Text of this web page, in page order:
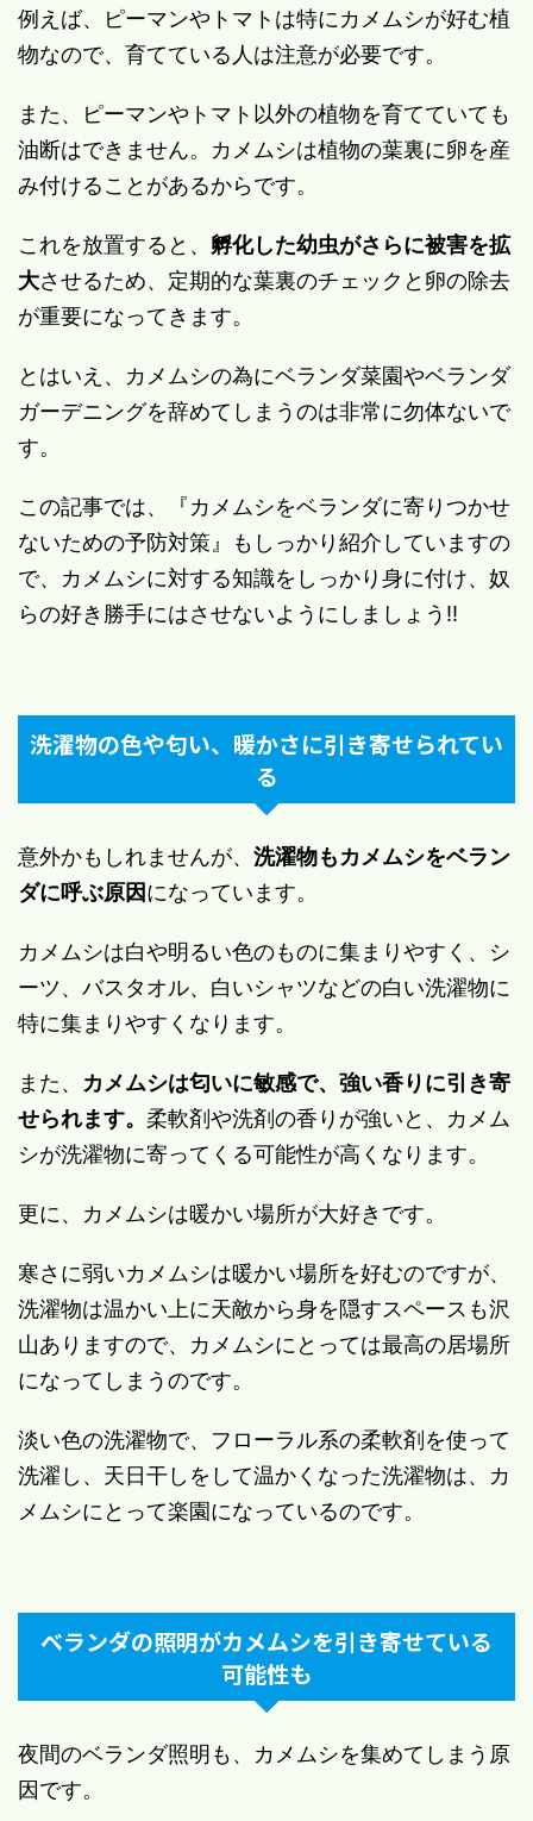
例えば、ピーマンやトマトは特にカメムシが好む植
物なので、育てている人は注意が必要です。
また、ピーマンやトマト以外の植物を育てていても
油断はできません。カメムシは植物の葉裏に卵を産
み付けることがあるからです。
これを放置すると、 孵化した幼虫がさらに被害を拡
大させるため、定期的な葉裏のチェックと卵の除去
が重要になってきます。
とはいえ、カメムシの為にベランダ菜園やベランダ
ガーデニングを辞めてしまうのは非常に勿体ないで
す。
この記事では、『カメムシをベランダに寄りつかせ
ないための予防対策』もしっかり紹介していますの
で、カメムシに対する知識をしっかり身に付け、奴
らの好き勝手にはさせないようにしましょう!!
洗濯物の色や匂い、暖かさに引き寄せられてい
る
意外かもしれませんが、 洗濯物もカメムシをベラン
ダに呼ぶ原因になっています。
カメムシは白や明るい色のものに集まりやすく、シ
ーツ、バスタオル、白いシャツなどの白い洗濯物に
特に集まりやすくなります。
また、 カメムシは匂いに敏感で、強い香りに引き寄
せられます。 柔軟剤や洗剤の香りが強いと、カメム
シが洗濯物に寄ってくる可能性が高くなります。
更に、カメムシは暖かい場所が大好きです。
寒さに弱いカメムシは暖かい場所を好むのですが、
洗濯物は温かい上に天敵から身を隠すスペースも沢
山ありますので、カメムシにとっては最高の居場所
になってしまうのです。
淡い色の洗濯物で、フローラル系の柔軟剤を使って
洗濯し、天日干しをして温かくなった洗濯物は、カ
メムシにとって楽園になっているのです。
ベランダの照明がカメムシを引き寄せている
可能性も
夜間のベランダ照明も、カメムシを集めてしまう原
因です。